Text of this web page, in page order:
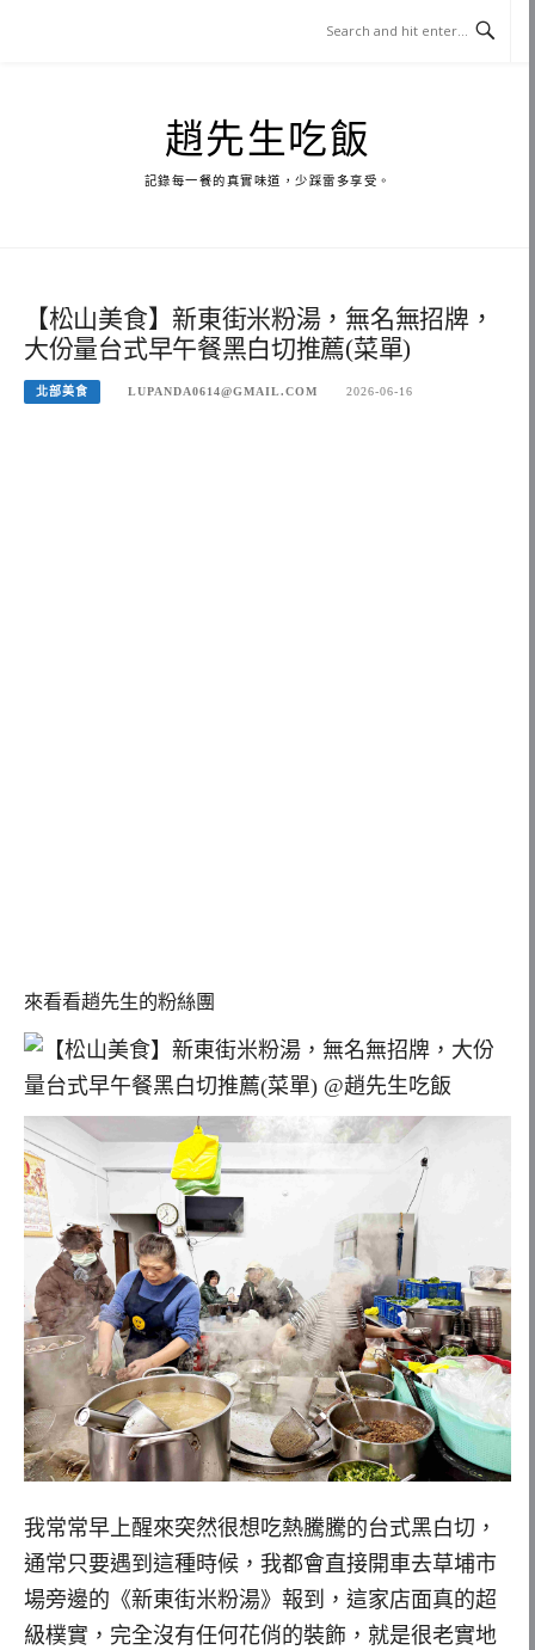
趙先生吃飯
記錄每一餐的真實味道，少踩雷多享受。
【松山美食】新東街米粉湯，無名無招牌，
大份量台式早午餐黑白切推薦(菜單)
北部美食 LUPANDA0614@GMAIL.COM 2026-06-16
來看看趙先生的粉絲團
我常常早上醒來突然很想吃熱騰騰的台式黑白切，
通常只要遇到這種時候，我都會直接開車去草埔市
場旁邊的《新東街米粉湯》報到，這家店面真的超
級樸實，完全沒有任何花俏的裝飾，就是很老實地